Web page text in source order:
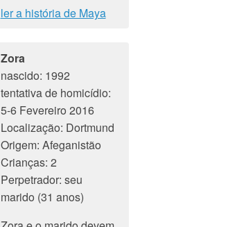
ler a história de Maya
Zora
nascido: 1992
tentativa de homicídio:
5-6 Fevereiro 2016
Localização: Dortmund
Origem: Afeganistão
Crianças: 2
Perpetrador: seu
marido (31 anos)